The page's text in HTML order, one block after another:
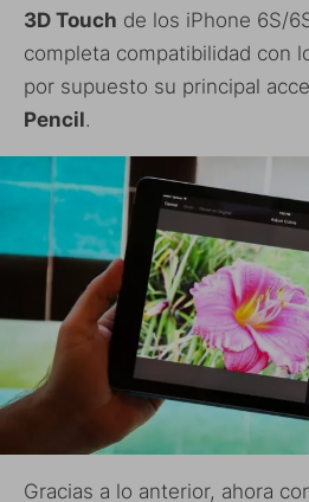
3D Touch de los iPhone 6S/
completa compatibilidad con
por supuesto su principal
Pencil.
Gracias a lo anterior, ahora